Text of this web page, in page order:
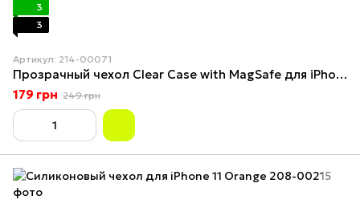
3
3
Артикул: 214-00071
Прозрачный чехол Clear Case with MagSafe для iPhone 11
179 грн 249 грн